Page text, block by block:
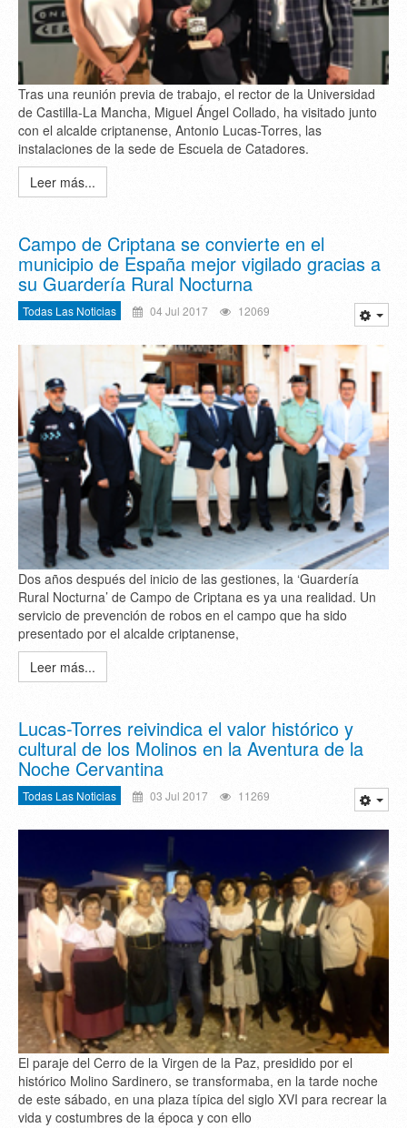
Tras una reunión previa de trabajo, el rector de la Universidad
de Castilla-La Mancha, Miguel Ángel Collado, ha visitado junto
con el alcalde criptanense, Antonio Lucas-Torres, las
instalaciones de la sede de Escuela de Catadores.
Leer más...
Campo de Criptana se convierte en el
municipio de España mejor vigilado gracias a
su Guardería Rural Nocturna
Todas Las Noticias 04 Jul 2017 12069
Dos años después del inicio de las gestiones, la ‘Guardería
Rural Nocturna’ de Campo de Criptana es ya una realidad. Un
servicio de prevención de robos en el campo que ha sido
presentado por el alcalde criptanense,
Leer más...
Lucas-Torres reivindica el valor histórico y
cultural de los Molinos en la Aventura de la
Noche Cervantina
Todas Las Noticias 03 Jul 2017 11269
El paraje del Cerro de la Virgen de la Paz, presidido por el
histórico Molino Sardinero, se transformaba, en la tarde noche
de este sábado, en una plaza típica del siglo XVI para recrear la
vida y costumbres de la época y con ello